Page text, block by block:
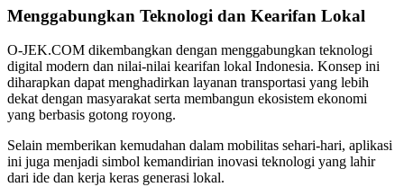
Menggabungkan Teknologi dan Kearifan Lokal
O-JEK.COM dikembangkan dengan menggabungkan teknologi
digital modern dan nilai-nilai kearifan lokal Indonesia. Konsep ini
diharapkan dapat menghadirkan layanan transportasi yang lebih
dekat dengan masyarakat serta membangun ekosistem ekonomi
yang berbasis gotong royong.
Selain memberikan kemudahan dalam mobilitas sehari-hari, aplikasi
ini juga menjadi simbol kemandirian inovasi teknologi yang lahir
dari ide dan kerja keras generasi lokal.